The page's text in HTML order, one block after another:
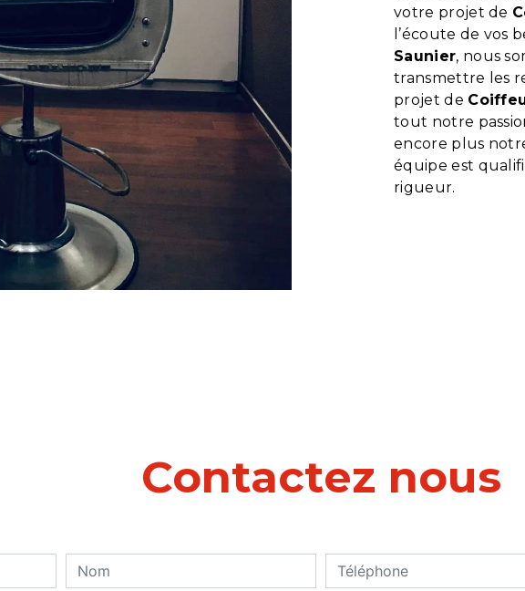
votre projet de
l’écoute de vos
Saunier, nous
transmettre les
projet de
tout notre
encore plus
équipe est
rigueur.
Contactez nous